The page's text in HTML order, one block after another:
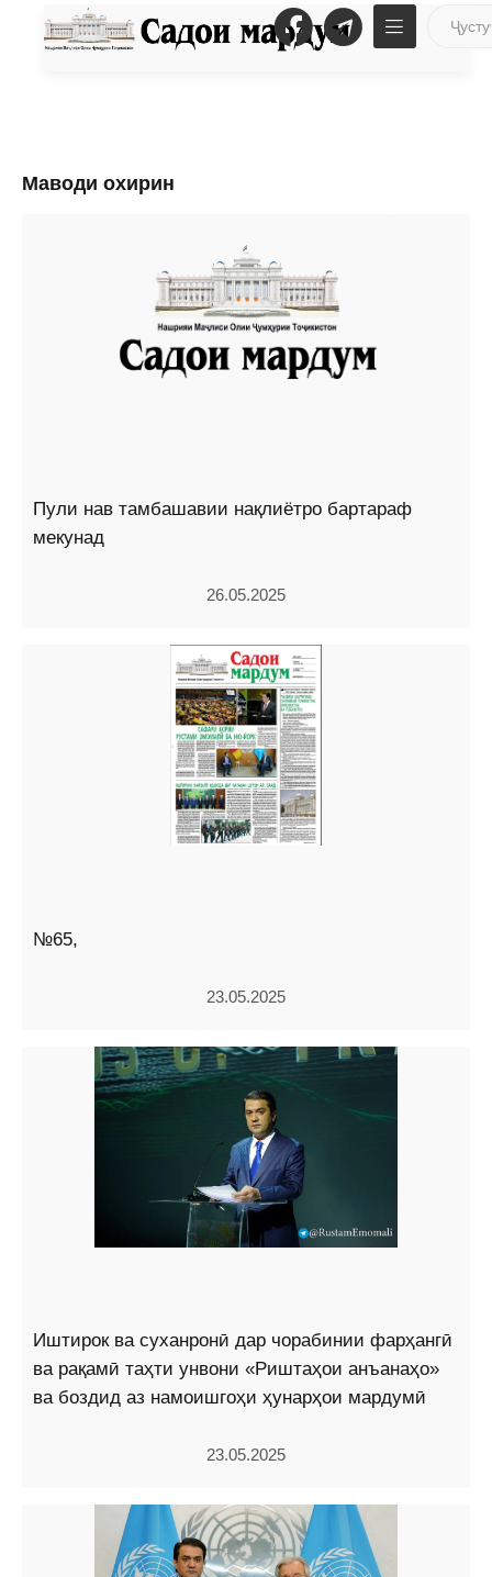
Маводи охирин
Пули нав тамбашавии нақлиётро бартараф
мекунад
26.05.2025
№65,
23.05.2025
Иштирок ва суханронӣ дар чорабинии фарҳангӣ
ва рақамӣ таҳти унвони «Риштаҳои анъанаҳо»
ва боздид аз намоишгоҳи ҳунарҳои мардумӣ
23.05.2025